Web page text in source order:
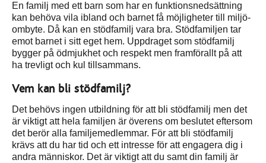
En familj med ett barn som har en funktionsnedsättning
kan behöva vila ibland och barnet få möjligheter till miljö­
ombyte. Då kan en stödfamilj vara bra. Stödfamiljen tar
emot barnet i sitt eget hem. Uppdraget som stödfamilj
bygger på ödmjukhet och respekt men framförallt på att
ha trevligt och kul tillsammans.
Vem kan bli stödfamilj?
Det behövs ingen utbildning för att bli stödfamilj men det
är viktigt att hela familjen är överens om beslutet eftersom
det berör alla familjemedlemmar. För att bli stödfamilj
krävs att du har tid och ett intresse för att engagera dig i
andra människor. Det är viktigt att du samt din familj är